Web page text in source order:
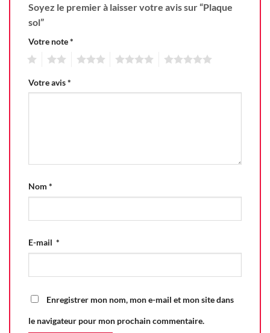
Soyez le premier à laisser votre avis sur “Plaque
sol”
Votre note*
Votre avis*
Nom *
E-mail *
Enregistrer mon nom, mon e-mail et mon site dans
le navigateur pour mon prochain commentaire.